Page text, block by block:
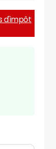
d'impôt